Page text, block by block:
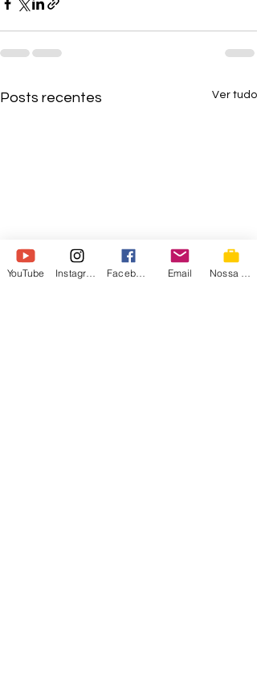
Posts recentes Ver tudo
YouTube Email